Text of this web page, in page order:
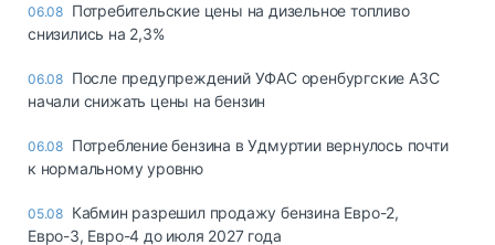
06.08 Потребительские цены на дизельное топливо
снизились на 2,3%
06.08 После предупреждений УФАС оренбургские АЗС
начали снижать цены на бензин
06.08 Потребление бензина в Удмуртии вернулось почти
к нормальному уровню
05.08 Кабмин разрешил продажу бензина Евро-2,
Евро-3, Евро-4 до июля 2027 года